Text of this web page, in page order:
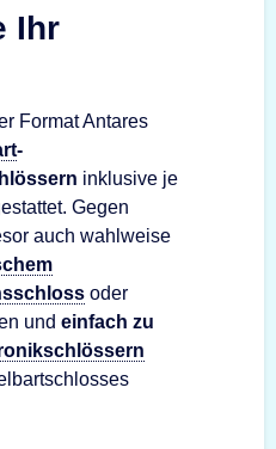
Ihr
Format Antares
-
inklusive je
Gegen
auch wahlweise
oder
und einfach zu